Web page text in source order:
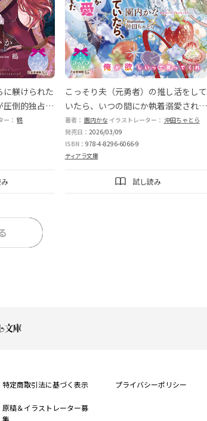
に躾けられた
倒的独占欲
ー：鶴
こっそり夫（元勇者）の推し活をして
いたら、いつの間にか執着溺愛されて
いました
著者： 園内かな イラストレーター： 沖田ちゃとら
発売日： 2026/03/09
ISBN： 978-4-8296-6066-9
ティアラ文庫
試し読み
特定商取引法に基づく表示 プライバシーポリシー
原稿＆イラストレーター募
集